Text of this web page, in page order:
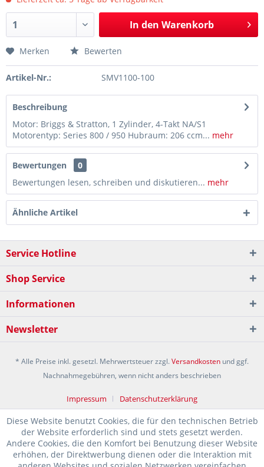
In den Warenkorb
Merken Bewerten
Artikel-Nr.: SMV1100-100
Beschreibung
Motor: Briggs & Stratton, 1 Zylinder, 4-Takt NA/S1
Motorentyp: Series 800 / 950 Hubraum: 206 ccm... mehr
Bewertungen
0
Bewertungen lesen, schreiben und diskutieren... mehr
Ähnliche Artikel
Service Hotline
Shop Service
Informationen
Newsletter
* Alle Preise inkl. gesetzl. Mehrwertsteuer zzgl.Versandkosten und ggf.
Nachnahmegebühren, wenn nicht anders beschrieben
Impressum Datenschutzerklärung
Diese Website benutzt Cookies, die für den technischen Betrieb
der Website erforderlich sind und stets gesetzt werden.
Andere Cookies, die den Komfort bei Benutzung dieser Website
erhöhen, der Direktwerbung dienen oder die Interaktion mit